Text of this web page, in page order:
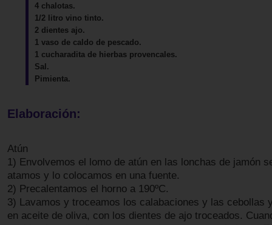
4 chalotas.
1/2 litro vino tinto.
2 dientes ajo.
1 vaso de caldo de pescado.
1 cucharadita de hierbas provencales.
Sal.
Pimienta.
Elaboración:
Atún
1) Envolvemos el lomo de atún en las lonchas de jamón
atamos y lo colocamos en una fuente.
2) Precalentamos el horno a 190ºC.
3) Lavamos y troceamos los calabaciones y las cebollas
en aceite de oliva, con los dientes de ajo troceados.